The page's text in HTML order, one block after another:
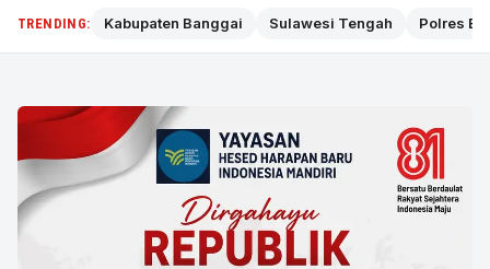
TRENDING: Kabupaten Banggai Sulawesi Tengah Polres